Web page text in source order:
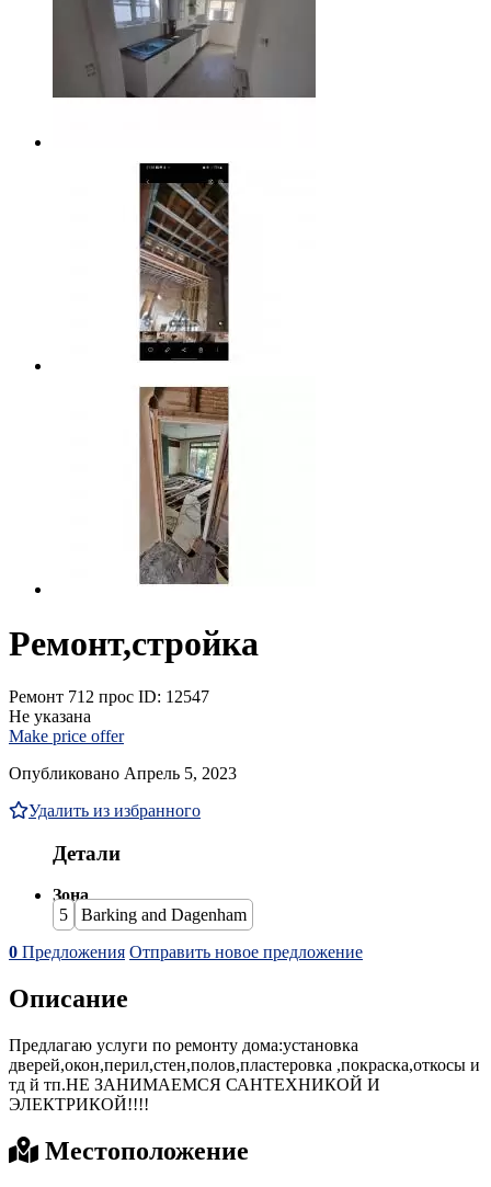
Ремонт,стройка
Ремонт 712 прос ID: 12547
Не указана
Make price offer
Опубликовано Апрель 5, 2023
Удалить из избранного
Детали
Зона
5
Barking and Dagenham
0 Предложения Отправить новое предложение
Описание
Предлагаю услуги по ремонту дома:установка
дверей,окон,перил,стен,полов,пластеровка ,покраска,откосы и
тд й тп.НЕ ЗАНИМАЕМСЯ САНТЕХНИКОЙ И
ЭЛЕКТРИКОЙ!!!!
Местоположение